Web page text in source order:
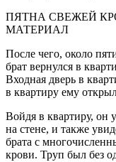
ПЯТНА СВЕЖЕЙ
МАТЕРИАЛ
После чего, около
брат вернулся в
Входная дверь в
в квартиру ему
Войдя в квартиру, он
на стене, и также
брата с
крови. Труп был без